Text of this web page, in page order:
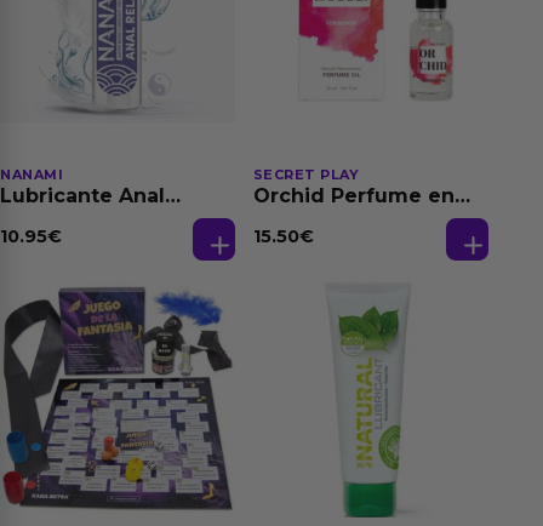
NANAMI
Lubricante Anal
Dilatación Base Agua
10.95€
SECRET PLAY
Orchid Perfume en
Feromonas 20 ml
15.50€